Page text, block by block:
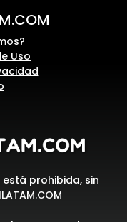
Uso
prohibida, sin